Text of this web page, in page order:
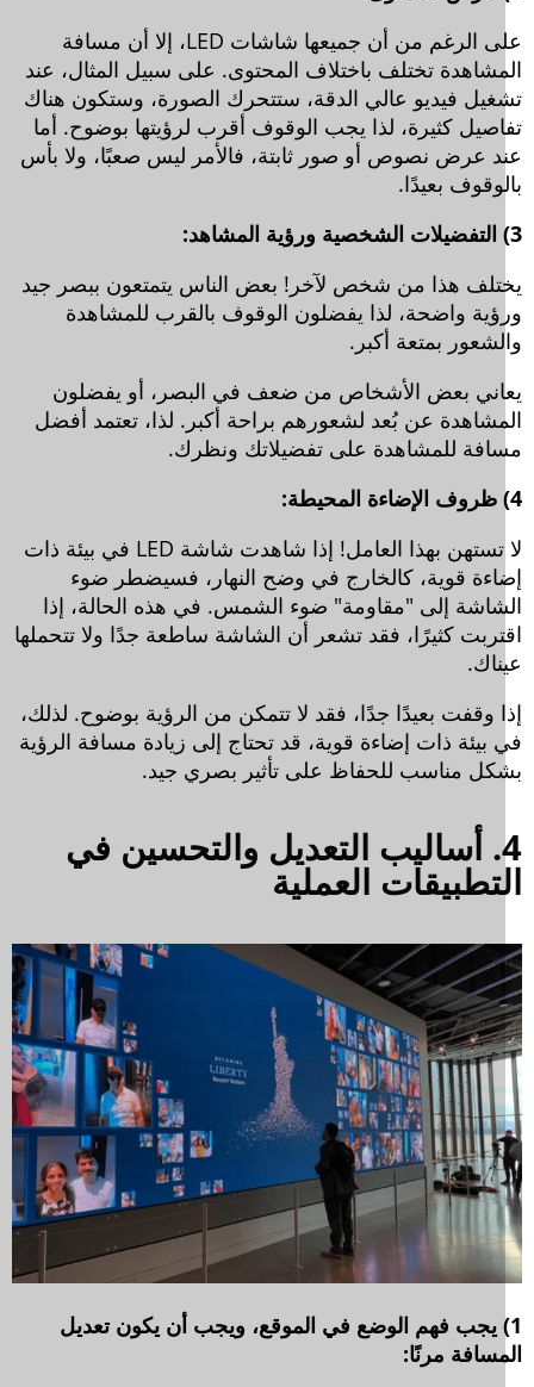
على الرغم من أن جميعها شاشات LED، إلا أن مسافة
تختلف باختلاف المحتوى. على سبيل المثال، عند
فيديو عالي الدقة، ستتحرك الصورة، وستكون هناك
كثيرة، لذا يجب الوقوف أقرب لرؤيتها بوضوح. أما
عرض نصوص أو صور ثابتة، فالأمر ليس صعبًا، ولا بأس
بعيدًا.
هذا من شخص لآخر! بعض الناس يتمتعون ببصر جيد
واضحة، لذا يفضلون الوقوف بالقرب للمشاهدة
بمتعة أكبر.
بعض الأشخاص من ضعف في البصر، أو يفضلون
عن بُعد لشعورهم براحة أكبر. لذا، تعتمد أفضل
للمشاهدة على تفضيلاتك ونظرك.
لا تستهن بهذا العامل! إذا شاهدت شاشة LED في بيئة ذات
قوية، كالخارج في وضح النهار، فسيضطر ضوء
إلى "مقاومة" ضوء الشمس. في هذه الحالة، إذا
كثيرًا، فقد تشعر أن الشاشة ساطعة جدًا ولا تتحملها
وقفت بعيدًا جدًا، فقد لا تتمكن من الرؤية بوضوح. لذلك،
بيئة ذات إضاءة قوية، قد تحتاج إلى زيادة مسافة الرؤية
مناسب للحفاظ على تأثير بصري جيد.
4. أساليب التعديل والتحسين في
العملية
يجب فهم الوضع في الموقع، ويجب أن يكون تعديل
مرنًا: